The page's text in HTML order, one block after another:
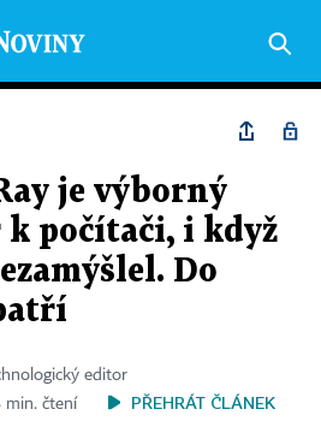
je výborný
počítači, i když
Do
editor
min. čtení
PŘEHRÁT ČLÁNEK